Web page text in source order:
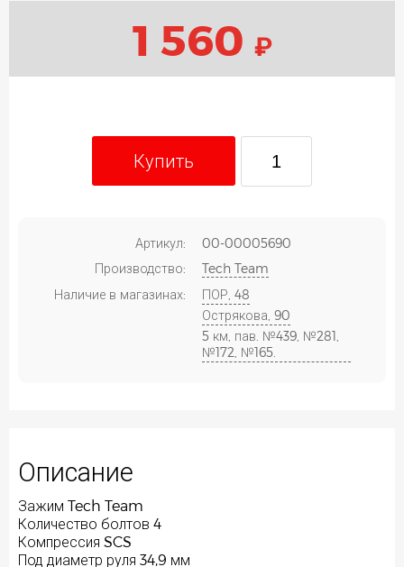
1 560 ₽
Купить
Артикул:
00-00005690
Производство:
Tech Team
Наличие в магазинах:
ПОР, 48
Острякова, 90
5 км, пав. №439, №281,
№172, №165.
Описание
Зажим Tech Team
Количество болтов 4
Компрессия SCS
Под диаметр руля 34,9 мм